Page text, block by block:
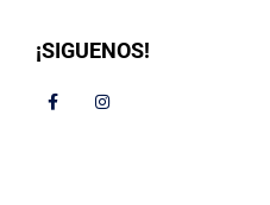
¡SIGUENOS!